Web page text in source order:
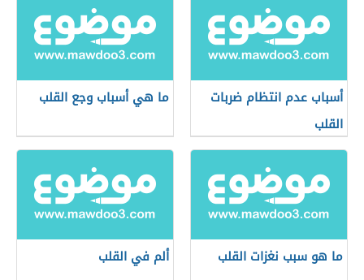
أسباب عدم انتظام ضربات
القلب
ما هي أسباب وجع القلب
ما هو سبب نغزات القلب ألم في القلب